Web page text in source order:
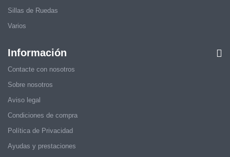
Sillas de Ruedas
Varios
Información
Contacte con nosotros
Sobre nosotros
Aviso legal
Condiciones de compra
Política de Privacidad
Ayudas y prestaciones